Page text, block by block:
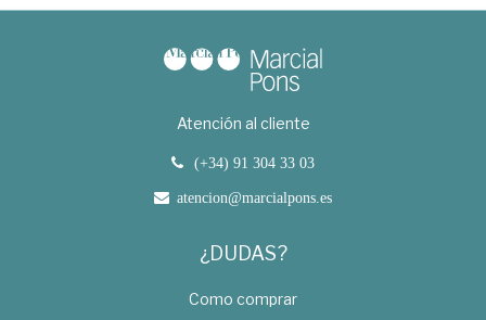
Atención al cliente
(+34) 91 304 33 03
atencion@marcialpons.es
¿DUDAS?
Como comprar